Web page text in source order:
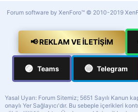
Forum software by XenForo™ © 2010-2019
📢 REKLAM VE İLETIŞIM
🟣 Teams 🔵 Telegram
Yasal Uyarı: Forum Sitemiz; 5651 Sayılı Kanun
onaylı Yer Sağlayıcı'dır. Bu sebeple içerikleri